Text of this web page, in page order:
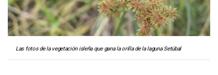
Las fotos de la vegetación isleña que gana la orilla de la laguna Setúbal